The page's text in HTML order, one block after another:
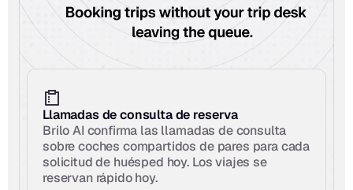
Llamadas de consulta de reserva
Brilo AI confirma las llamadas de consulta
sobre coches compartidos de pares para cada
solicitud de huésped hoy. Los viajes se
reservan rápido hoy.